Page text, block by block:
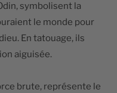
symbolisent la
le monde pour
En tatouage, ils
aiguisée.
brute, représente le